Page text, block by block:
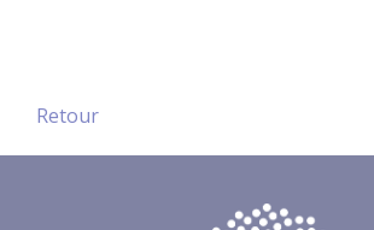
Retour